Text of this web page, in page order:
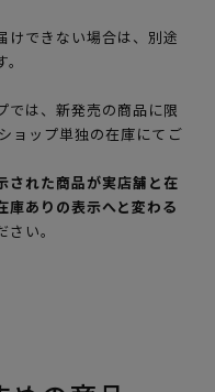
けできない場合は、別途
では、新発売の商品に限
ョップ単独の在庫にてご
れた商品が実店舗と在
庫ありの表示へと変わる
い。